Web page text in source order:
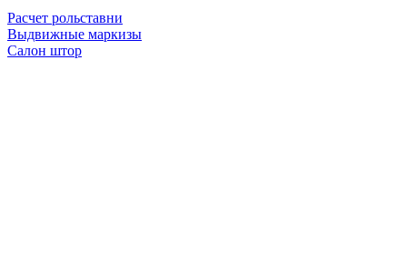
Расчет рольставни
Выдвижные маркизы
Салон штор